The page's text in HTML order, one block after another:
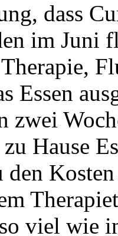
dass
im Juni
Essen
zwei
Hause
den
viel wie